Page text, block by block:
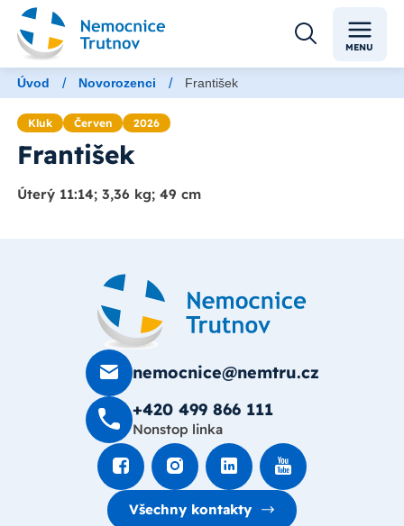
MENU
Úvod / Novorozenci / František
Kluk Červen 2026
František
Úterý 11:14; 3,36 kg; 49 cm
nemocnice@nemtru.cz
+420 499 8­66 111
Nonstop linka
Všechny kontakty